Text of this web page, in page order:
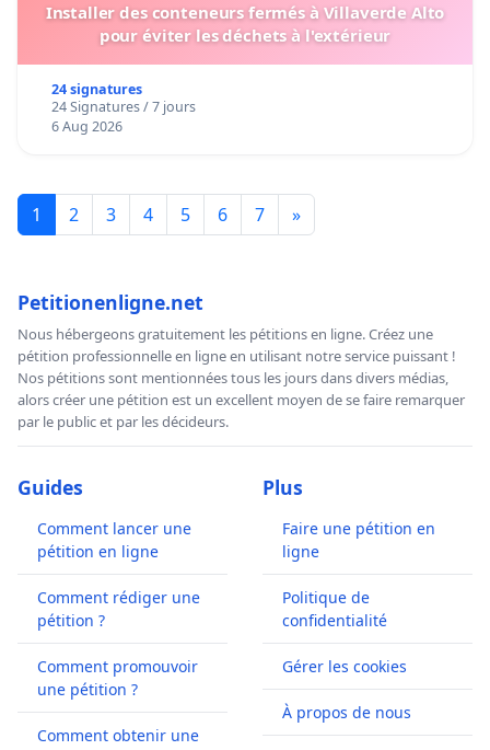
Installer des conteneurs fermés à Villaverde Alto
pour éviter les déchets à l'extérieur
24 signatures
24 Signatures / 7 jours
6 Aug 2026
1 2 3 4 5 6 7 »
Petitionenligne.net
Nous hébergeons gratuitement les pétitions en ligne. Créez une
pétition professionnelle en ligne en utilisant notre service puissant !
Nos pétitions sont mentionnées tous les jours dans divers médias,
alors créer une pétition est un excellent moyen de se faire remarquer
par le public et par les décideurs.
Guides
Comment lancer une
pétition en ligne
Comment rédiger une
pétition ?
Comment promouvoir
une pétition ?
Comment obtenir une
Plus
Faire une pétition en
ligne
Politique de
confidentialité
Gérer les cookies
À propos de nous